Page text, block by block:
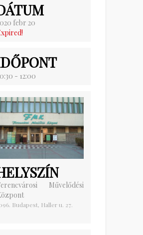
febr 20
- 12:00
Művelődési
Budapest, Haller u. 27.